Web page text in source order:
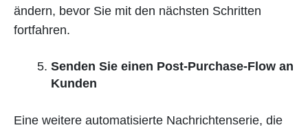
ändern, bevor Sie mit den nächsten Schritten
fortfahren.
Senden Sie einen Post-Purchase-Flow an
Kunden
Eine weitere automatisierte Nachrichtenserie, die